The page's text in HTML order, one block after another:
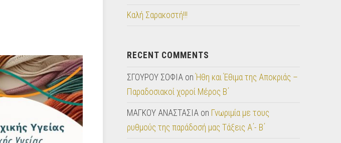
Καλή Σαρακοστή!!!
RECENT COMMENTS
ΣΓΟΥΡΟΥ ΣΟΦΙΑ onΉθη και Έθιμα της Αποκριάς –
Παραδοσιακοί χοροί Μέρος Β΄
ΜΑΓΚΟΥ ΑΝΑΣΤΑΣΙΑ on Γνωριμία με τους
ρυθμούς της παράδοσή μας Tάξεις Α΄- Β΄